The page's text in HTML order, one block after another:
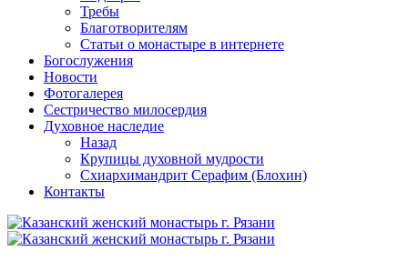
Требы
Благотворителям
Статьи о монастыре в интернете
Богослужения
Новости
Фотогалерея
Сестричество милосердия
Духовное наследие
Назад
Крупицы духовной мудрости
Схиархимандрит Серафим (Блохин)
Контакты